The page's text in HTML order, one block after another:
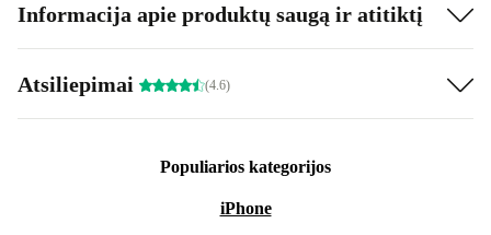
Informacija apie produktų saugą ir atitiktį
Atsiliepimai (4.6)
Populiarios kategorijos
iPhone